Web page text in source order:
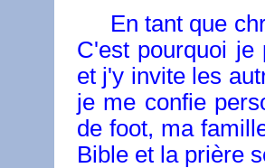
En tant que
C'est pourquoi je
et j'y invite les
je me confie
de foot, ma
Bible et la prière